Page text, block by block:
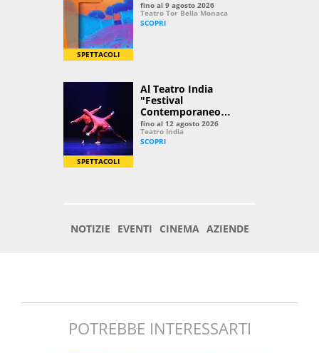
POTREBBE INTERESSARTI